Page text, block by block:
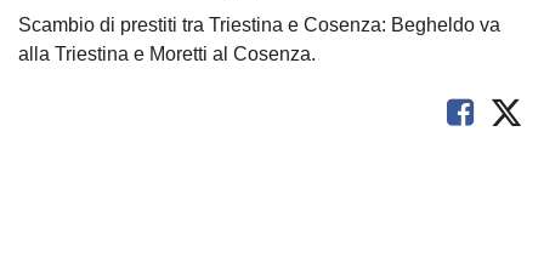
Scambio di prestiti tra Triestina e Cosenza: Begheldo va
alla Triestina e Moretti al Cosenza.